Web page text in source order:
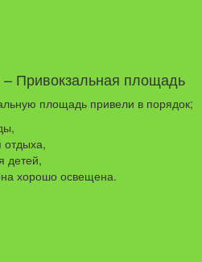
Привокзальная площадь
площадь привели в порядок;
отдыха,
детей,
хорошо освещена.